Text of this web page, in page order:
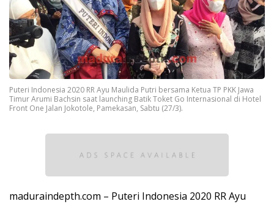
Puteri Indonesia 2020 RR Ayu Maulida Putri bersama Ketua TP PKK Jawa
Timur Arumi Bachsin saat launching Batik Toket Go Internasional di Hotel
Front One Jalan Jokotole, Pamekasan, Sabtu (27/3).
maduraindepth.com – Puteri Indonesia 2020 RR Ayu